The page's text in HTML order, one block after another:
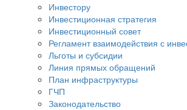
Инвестору
Инвестиционная стратегия
Инвестиционный совет
Регламент взаимодействия с
Льготы и субсидии
Линия прямых обращений
План инфраструктуры
ГЧП
Законодательство